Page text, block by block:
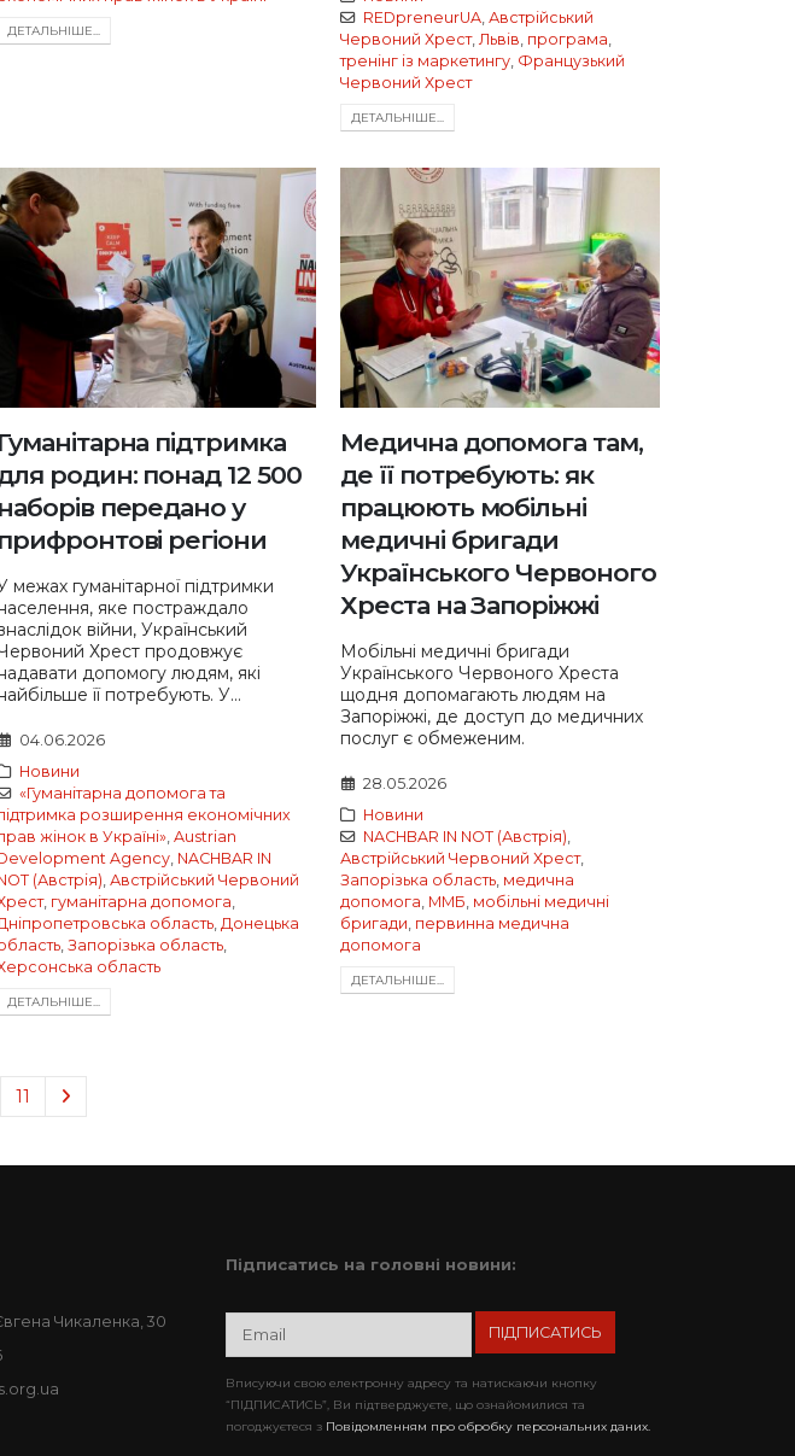
ДЕТАЛЬНIШЕ...
REDpreneurUA, Австрійський
Червоний Хрест, Львів програма
тренінг із маркетингу Французький
Червоний Хрест
ДЕТАЛЬНIШЕ...
Гуманітарна підтримка
родин: понад 12 500
наборів передано у
прифронтові регіони
межах гуманітарної підтримки
яке постраждало
війни, Український
Хрест продовжує
допомогу людям, які
її потребують. У...
04.06.2026
Новини
«Гуманітарна допомога та
розширення економічних
жінок в Україні», Austrian
Agency, NACHBAR IN
(Австрія), Австрійський Червоний
, гуманітарна допомога,
область, Донецька
, Запорізька область,
область
ДЕТАЛЬНIШЕ...
Медична допомога там,
де її потребують: як
працюють мобільні
медичні бригади
Українського Червоного
Хреста на Запоріжжі
Мобільні медичні бригади
Українського Червоного Хреста
щодня допомагають людям на
Запоріжжі, де доступ до медичних
послуг є обмеженим.
28.05.2026
Новини
NACHBAR IN NOT (Австрія),
Австрійський Червоний Хрест,
Запорізька область, медична
допомога, ММБ, мобільні медичні
бригади, первинна медична
допомога
ДЕТАЛЬНIШЕ...
11
Чикаленка, 30
Підписатись на головні новини:
Вписуючи свою електронну адресу та натискаючи кнопку
“ПІДПИСАТИСЬ”, Ви підтверджуєте, що ознайомилися та
погоджуєтеся з Повідомленням про обробку персональних даних.